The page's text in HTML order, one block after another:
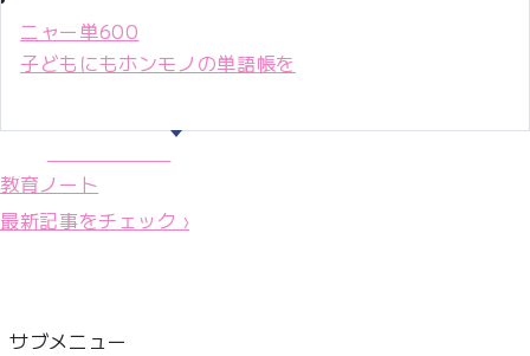
ニャー単600
子どもにもホンモノの単語帳を
教育ノート
最新記事をチェック ›
サブメニュー